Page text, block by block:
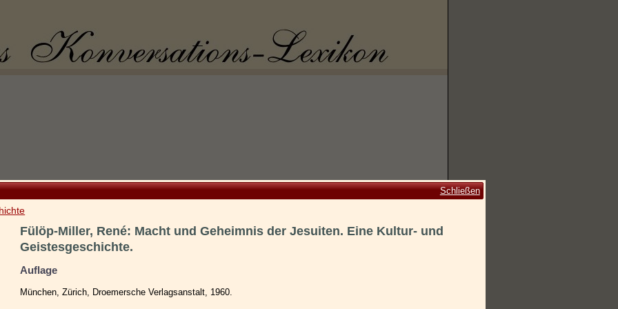
Schließen
Fülöp-Miller, René: Macht und Geheimnis der Jesuiten. Eine Kultur- und
Geistesgeschichte.
Auflage
München, Zürich, Droemersche Verlagsanstalt, 1960.